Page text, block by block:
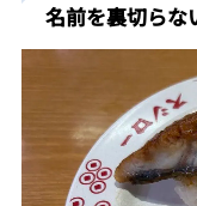
名前を裏切らな